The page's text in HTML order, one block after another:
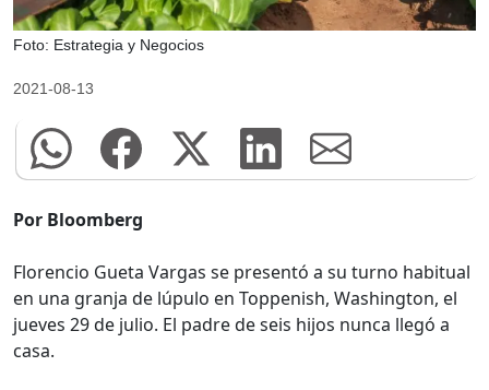
Foto: Estrategia y Negocios
2021-08-13
Por Bloomberg
Florencio Gueta Vargas se presentó a su turno habitual
en una granja de lúpulo en Toppenish, Washington, el
jueves 29 de julio. El padre de seis hijos nunca llegó a
casa.